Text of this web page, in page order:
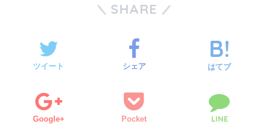
SHARE
ツイート シェア はてブ
Google+ Pocket LINE